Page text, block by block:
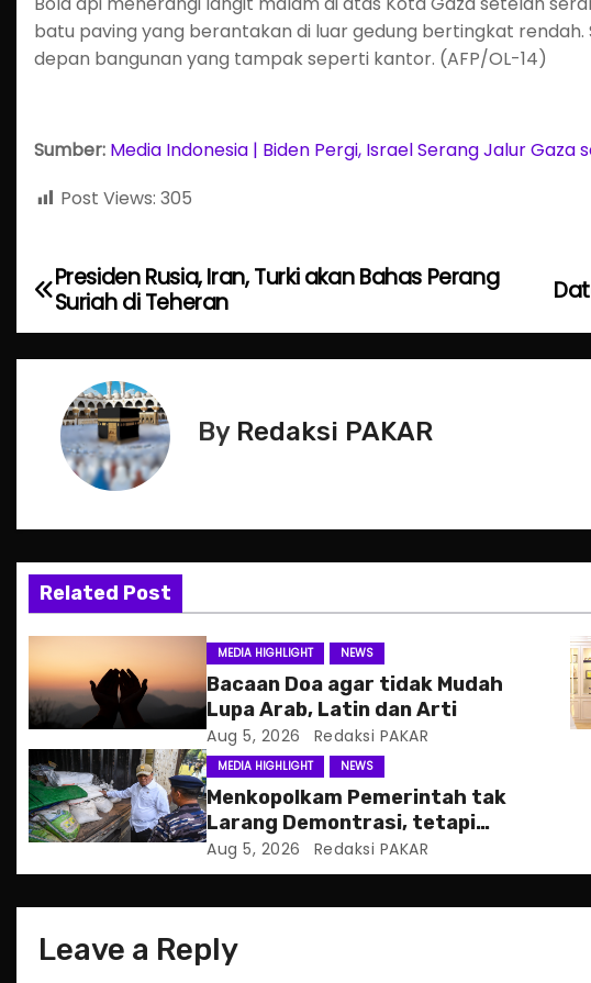
batu paving yang berantakan di luar gedung bertingkat
depan bangunan yang tampak seperti kantor. (AFP/OL-14)
Sumber: Media Indonesia | Biden Pergi, Israel Serang Jalur Gaza
Post Views: 305
P
o
v
i
g
a
t
i
o
n
Presiden Rusia, Iran, Turki akan Bahas Perang
Suriah di Teheran
By Redaksi PAKAR
Related Post
MEDIA HIGHLIGHT NEWS
Bacaan Doa agar tidak Mudah
Lupa Arab, Latin dan Arti
Aug 5, 2026 Redaksi PAKAR
MEDIA HIGHLIGHT NEWS
Menkopolkam Pemerintah tak
Larang Demontrasi, tetapi
Anarkistis
Aug 5, 2026 Redaksi PAKAR
Leave a Reply